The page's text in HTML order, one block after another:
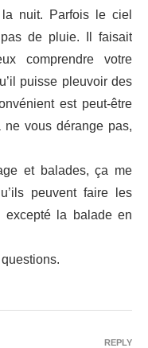
nuit. Parfois le ciel
de pluie. Il faisait
comprendre votre
puisse pleuvoir des
est peut-être
vous dérange pas,
et balades, ça me
peuvent faire les
excepté la balade en
questions.
REPLY